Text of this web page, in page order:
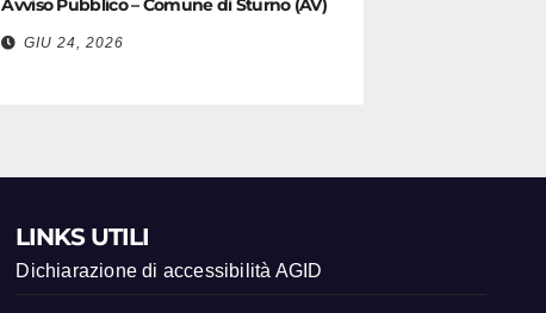
Avviso Pubblico – Comune di Sturno (AV)
GIU 24, 2026
LINKS UTILI
Dichiarazione di accessibilità AGID